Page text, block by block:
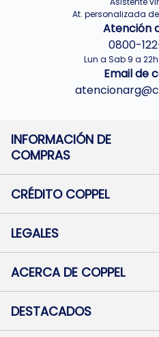
At. personalizada de
Atención
0800-
Lun a Sab 9 a
Email de
INFORMACIÓN DE
COMPRAS
Términos y condiciones
Botón de arrepentimiento
Mapa de sitio
CRÉDITO COPPEL
Solicitar Crédito
Medios de Pago
Pago Fácil Online
LEGALES
Baja contratos
Defensa al consumidor CABA
ACERCA DE COPPEL
Trabajá con Nosotros
Preguntas Frecuentes
DESTACADOS